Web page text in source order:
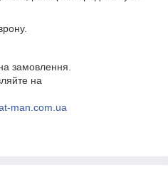
замовлення.
на
man.com.ua